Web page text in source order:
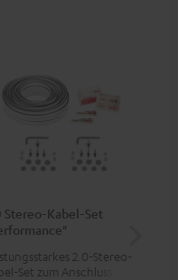
Stereo-Kabel-Set
2.0-Stereo-
Set zum Anschluss von